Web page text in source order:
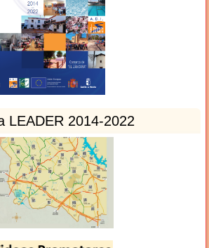
LEADER 2014-2022